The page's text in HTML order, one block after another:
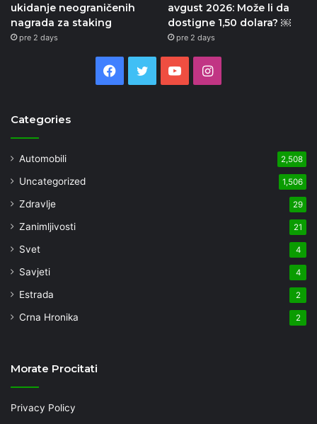
ukidanje neograničenih
nagrada za staking
pre 2 days
avgust 2026: Može li da
dostigne 1,50 dolara? ￼
pre 2 days
Facebook
TwitterYouTubeInstagram
Categories
Automobili 2,508
Uncategorized 1,506
Zdravlje 29
Zanimljivosti 21
Svet 4
Savjeti 4
Estrada 2
Crna Hronika 2
Morate Procitati
Privacy Policy